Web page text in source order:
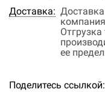
Доставка:
ее
Поделитесь ссылкой: